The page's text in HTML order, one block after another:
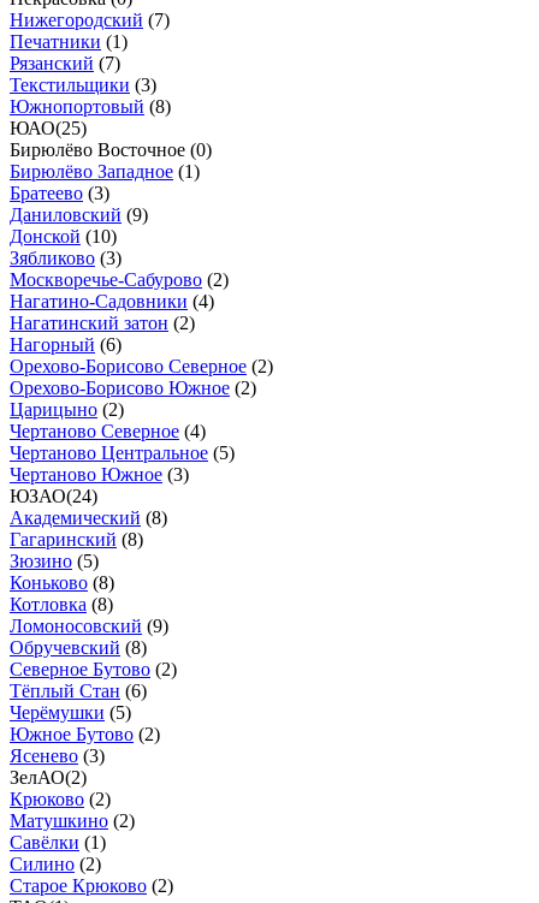
Нижегородский (7)
Печатники (1)
Рязанский (7)
Текстильщики (3)
Южнопортовый (8)
ЮАО(25)
Бирюлёво Восточное (0)
Бирюлёво Западное (1)
Братеево (3)
Даниловский (9)
Донской (10)
Зябликово (3)
Москворечье-Сабурово (2)
Нагатино-Садовники (4)
Нагатинский затон (2)
Нагорный (6)
Орехово-Борисово Северное (2)
Орехово-Борисово Южное (2)
Царицыно (2)
Чертаново Северное (4)
Чертаново Центральное (5)
Чертаново Южное (3)
ЮЗАО(24)
Академический (8)
Гагаринский (8)
Зюзино (5)
Коньково (8)
Котловка (8)
Ломоносовский (9)
Обручевский (8)
Северное Бутово (2)
Тёплый Стан (6)
Черёмушки (5)
Южное Бутово (2)
Ясенево (3)
ЗелАО(2)
Крюково (2)
Матушкино (2)
Савёлки (1)
Силино (2)
Старое Крюково (2)